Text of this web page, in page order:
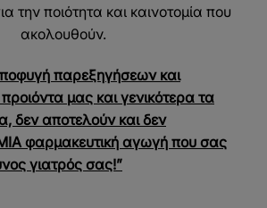
την ποιότητα και καινοτομία που
ακολουθούν.
παρεξηγήσεων και
μας και γενικότερα τα
δεν αποτελούν και δεν
φαρμακευτική αγωγή που σας
γιατρός σας!”